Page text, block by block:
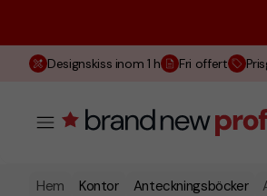
Designskiss inom 1 h Fri offert
Hem Kontor Anteckningsböcker